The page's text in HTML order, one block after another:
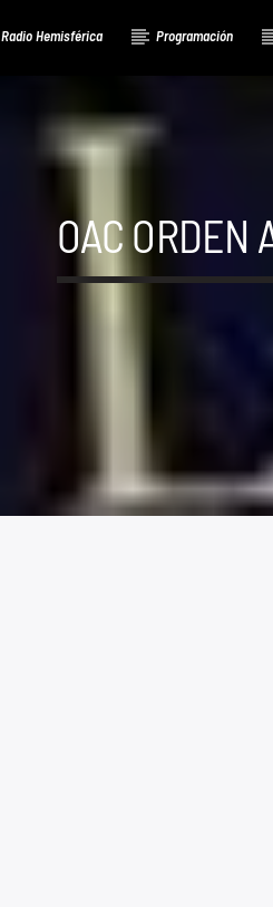
Radio Hemisférica Programación
OAC ORDEN